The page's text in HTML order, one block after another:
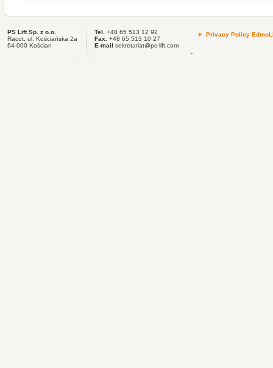
PS Lift Sp. z o.o.
Racot, ul. Kościańska 2a
64-000 Kościan
Tel. +48 65 513 12 92
Fax.
+48 65 513 10 27
E-mail sekretariat@ps-lift.com
Privacy Policy
-